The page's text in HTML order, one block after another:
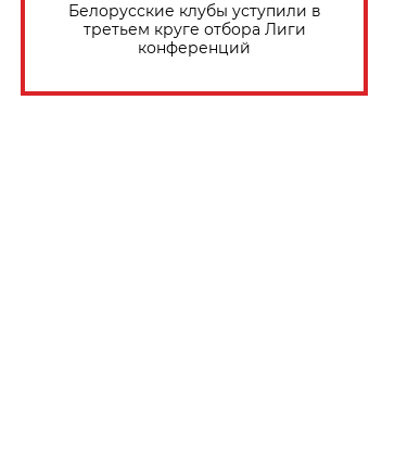
Белорусские клубы уступили в
третьем круге отбора Лиги
конференций